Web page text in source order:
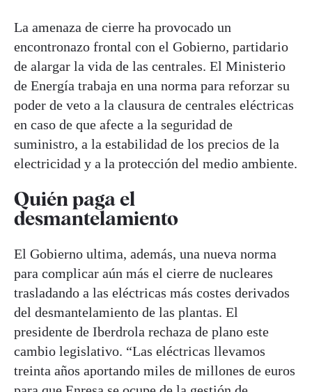
La amenaza de cierre ha provocado un
encontronazo frontal con el Gobierno, partidario
de alargar la vida de las centrales. El Ministerio
de Energía trabaja en una norma para reforzar su
poder de veto a la clausura de centrales eléctricas
en caso de que afecte a la seguridad de
suministro, a la estabilidad de los precios de la
electricidad y a la protección del medio ambiente.
Quién paga el
desmantelamiento
El Gobierno ultima, además, una nueva norma
para complicar aún más el cierre de nucleares
trasladando a las eléctricas más costes derivados
del desmantelamiento de las plantas. El
presidente de Iberdrola rechaza de plano este
cambio legislativo. “Las eléctricas llevamos
treinta años aportando miles de millones de euros